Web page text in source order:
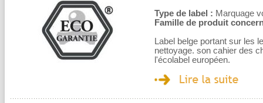
Type de label : Marquage
Famille de produit
Label belge portant sur les
nettoyage. son cahier des
l'écolabel européen.